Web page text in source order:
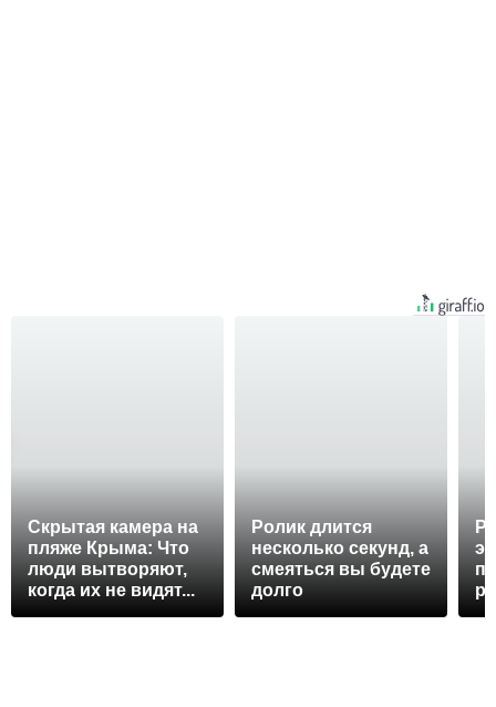
Скрытая камера на
пляже Крыма: Что
люди вытворяют,
когда их не видят...
Ролик длится
несколько секунд, а
смеяться вы будете
долго